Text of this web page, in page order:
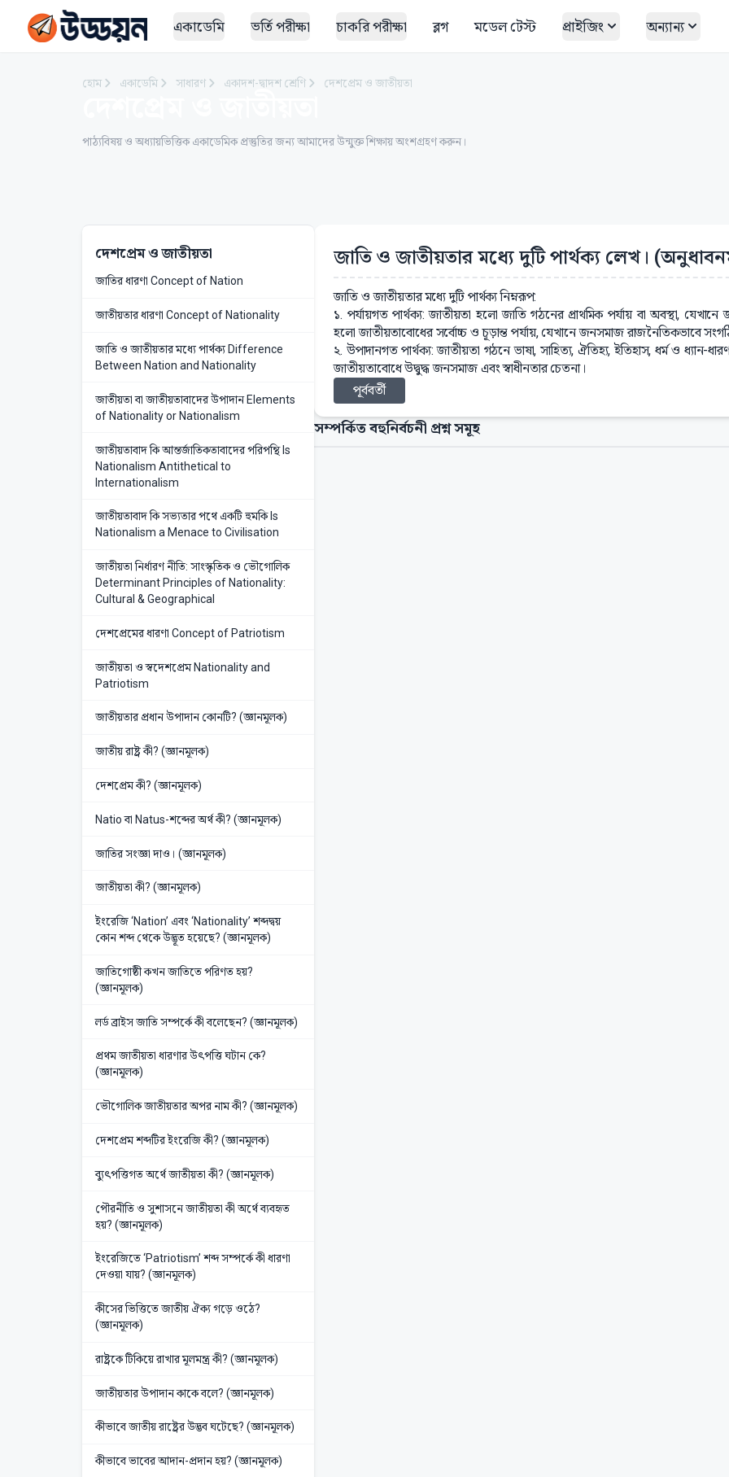
একাডেমি ভর্তি পরীক্ষা চাকরি পরীক্ষা ব্লগ মডেল টেস্ট প্রাইজিং অন্যান্য
হোম একাডেমি সাধারণ একাদশ-দ্বাদশ শ্রেণি দেশপ্রেম ও জাতীয়তা
পাঠ্যবিষয় ও অধ্যায়ভিত্তিক একাডেমিক প্রস্তুতির জন্য আমাদের উন্মুক্ত শিক্ষায় অংশগ্রহণ করুন।
দেশপ্রেম ও জাতীয়তা
জাতির ধারণা Concept of Nation
জাতীয়তার ধারণা Concept of Nationality
জাতি ও জাতীয়তার মধ্যে পার্থক্য Difference
Between Nation and Nationality
জাতীয়তা বা জাতীয়তাবাদের উপাদান Elements
of Nationality or Nationalism
জাতীয়তাবাদ কি আন্তর্জাতিকতাবাদের পরিপন্থি Is
Nationalism Antithetical to
Internationalism
জাতীয়তাবাদ কি সভ্যতার পথে একটি হুমকি Is
Nationalism a Menace to Civilisation
জাতীয়তা নির্ধারণ নীতি: সাংস্কৃতিক ও ভৌগোলিক
Determinant Principles of Nationality:
Cultural & Geographical
দেশপ্রেমের ধারণা Concept of Patriotism
জাতীয়তা ও স্বদেশপ্রেম Nationality and
Patriotism
জাতীয়তার প্রধান উপাদান কোনটি? (জ্ঞানমূলক)
জাতীয় রাষ্ট্র কী? (জ্ঞানমূলক)
দেশপ্রেম কী? (জ্ঞানমূলক)
Natio বা Natus-শব্দের অর্থ কী? (জ্ঞানমূলক)
জাতির সংজ্ঞা দাও। (জ্ঞানমূলক)
জাতীয়তা কী? (জ্ঞানমূলক)
ইংরেজি ‘Nation’ এবং ‘Nationality’ শব্দদ্বয়
কোন শব্দ থেকে উদ্ভূত হয়েছে? (জ্ঞানমূলক)
জাতিগোষ্ঠী কখন জাতিতে পরিণত হয়?
(জ্ঞানমূলক)
লর্ড ব্রাইস জাতি সম্পর্কে কী বলেছেন? (জ্ঞানমূলক)
প্রথম জাতীয়তা ধারণার উৎপত্তি ঘটান কে?
(জ্ঞানমূলক)
ভৌগোলিক জাতীয়তার অপর নাম কী? (জ্ঞানমূলক)
দেশপ্রেম শব্দটির ইংরেজি কী? (জ্ঞানমূলক)
ব্যুৎপত্তিগত অর্থে জাতীয়তা কী? (জ্ঞানমূলক)
পৌরনীতি ও সুশাসনে জাতীয়তা কী অর্থে ব্যবহৃত
হয়? (জ্ঞানমূলক)
ইংরেজিতে ‘Patriotism’ শব্দ সম্পর্কে কী ধারণা
দেওয়া যায়? (জ্ঞানমূলক)
কীসের ভিত্তিতে জাতীয় ঐক্য গড়ে ওঠে?
(জ্ঞানমূলক)
রাষ্ট্রকে টিকিয়ে রাখার মূলমন্ত্র কী? (জ্ঞানমূলক)
জাতীয়তার উপাদান কাকে বলে? (জ্ঞানমূলক)
কীভাবে জাতীয় রাষ্ট্রের উদ্ভব ঘটেছে? (জ্ঞানমূলক)
কীভাবে ভাবের আদান-প্রদান হয়? (জ্ঞানমূলক)
জাতি ও জাতীয়তার মধ্যে দুটি পার্থক্য লেখ।
জাতি ও জাতীয়তার মধ্যে দুটি পার্থক্য নিম্নরূপ:
১. পর্যায়গত পার্থক্য: জাতীয়তা হলো জাতি গঠনের প্রাথমিক পর্যায় বা অবস্থা,
হলো জাতীয়তাবোধের সর্বোচ্চ ও চূড়ান্ত পর্যায়, যেখানে জনসমাজ রাজনৈতিকভাবে
২. উপাদানগত পার্থক্য: জাতীয়তা গঠনে ভাষা, সাহিত্য, ঐতিহ্য, ইতিহাস, ধর্ম ও ধ্যান-
জাতীয়তাবোধে উদ্বুদ্ধ জনসমাজ এবং স্বাধীনতার চেতনা।
পূর্ববর্তী
সম্পর্কিত বহুনির্বচনী প্রশ্ন সমূহ